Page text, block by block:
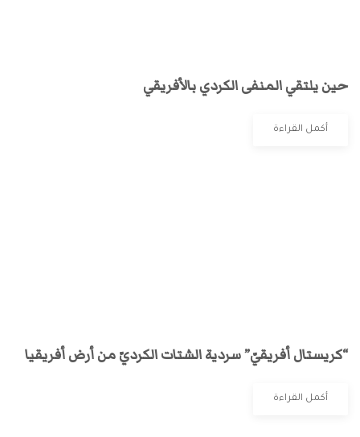
حين يلتقي المنفى الكردي بالأفريقي
أكمل القراءة
“كريستال أفريقيّ” سردية الشتات الكرديّ من أرض أفريقيا
أكمل القراءة